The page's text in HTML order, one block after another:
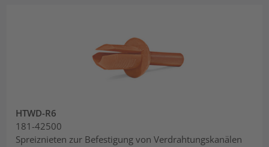
HTWD-R6
181-42500
Spreiznieten zur Befestigung von Verdrahtungskanälen